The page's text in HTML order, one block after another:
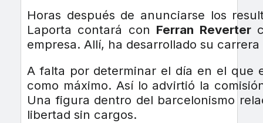
Horas después de anunciarse los
Laporta contará con Ferran Reverter
empresa. Allí, ha desarrollado su
A falta por determinar el día en el que
como máximo. Así lo advirtió la
Una figura dentro del barcelonismo
libertad sin cargos.